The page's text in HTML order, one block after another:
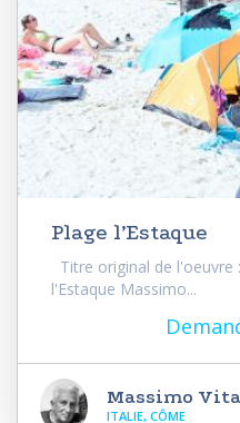
Plage l’Estaque
Titre original de l'oeuvre
l'Estaque Massimo...
Massimo
ITALIE, CÔME